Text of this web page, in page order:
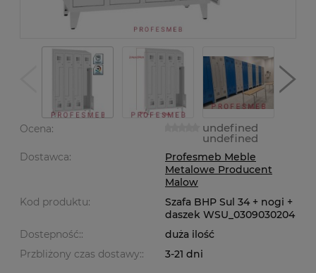
Ocena: undefined
undefined
Dostawca:
Profesmeb Meble
Metalowe Producent
Malow
Kod produktu:
Szafa BHP Sul 34 + nogi +
daszek WSU_0309030204
Dostepność::
duża ilość
Przbliżony czas dostawy::
3-21 dni